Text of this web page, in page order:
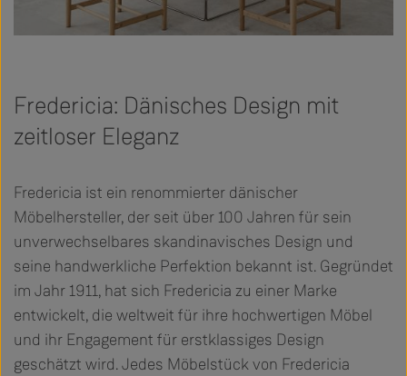
Fredericia: Dänisches Design mit
zeitloser Eleganz
Fredericia ist ein renommierter dänischer
Möbelhersteller, der seit über 100 Jahren für sein
unverwechselbares skandinavisches Design und
seine handwerkliche Perfektion bekannt ist. Gegründet
im Jahr 1911, hat sich Fredericia zu einer Marke
entwickelt, die weltweit für ihre hochwertigen Möbel
und ihr Engagement für erstklassiges Design
geschätzt wird. Jedes Möbelstück von Fredericia